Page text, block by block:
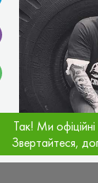
Так! Ми
Звертайтеся,